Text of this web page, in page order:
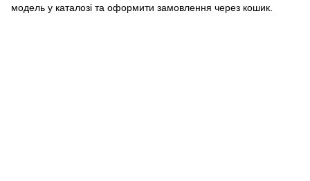
модель у каталозі та оформити замовлення через кошик.